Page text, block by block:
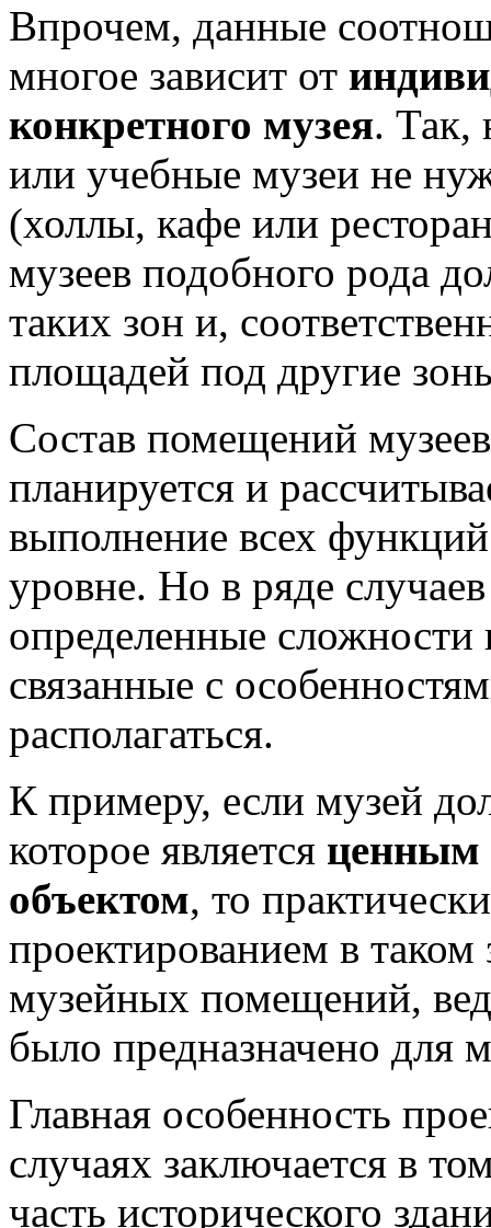
Впрочем, данные
многое зависит от
конкретного музея. Так,
или учебные музеи не
(холлы, кафе или
музеев подобного рода
таких зон и,
площадей под другие
Состав помещений
планируется и
выполнение всех
уровне. Но в ряде
определенные сложности
связанные с
располагаться.
К примеру, если музей
которое является ценным
объектом, то
проектированием в
музейных помещений,
было предназначено для
Главная особенность
случаях заключается в
часть исторического